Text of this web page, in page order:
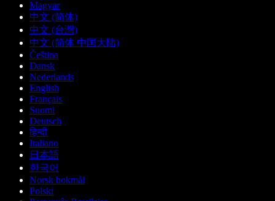
Magyar
中文 (简体)
中文 (台灣)
中文 (简体 中国大陆)
Čeština
Dansk
Nederlands
English
Français
Suomi
Deutsch
हिन्दी
Italiano
日本語
한국어
Norsk bokmål
Polski